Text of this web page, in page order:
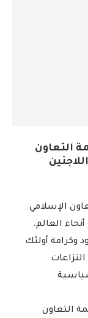
التعاون
الإسلامي
العالم.
وكرامة أولئك
التعاون